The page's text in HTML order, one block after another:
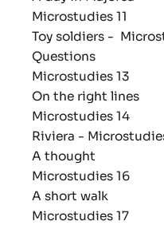
Microstudies 11
Toy soldiers -
Questions
Microstudies 13
On the right lines
Microstudies 14
Riviera -
A thought
Microstudies 16
A short walk
Microstudies 17